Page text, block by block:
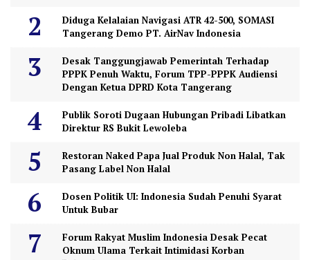
Diduga Kelalaian Navigasi ATR 42-500, SOMASI
Tangerang Demo PT. AirNav Indonesia
Desak Tanggungjawab Pemerintah Terhadap
PPPK Penuh Waktu, Forum TPP-PPPK Audiensi
Dengan Ketua DPRD Kota Tangerang
Publik Soroti Dugaan Hubungan Pribadi Libatkan
Direktur RS Bukit Lewoleba
Restoran Naked Papa Jual Produk Non Halal, Tak
Pasang Label Non Halal
Dosen Politik UI: Indonesia Sudah Penuhi Syarat
Untuk Bubar
Forum Rakyat Muslim Indonesia Desak Pecat
Oknum Ulama Terkait Intimidasi Korban